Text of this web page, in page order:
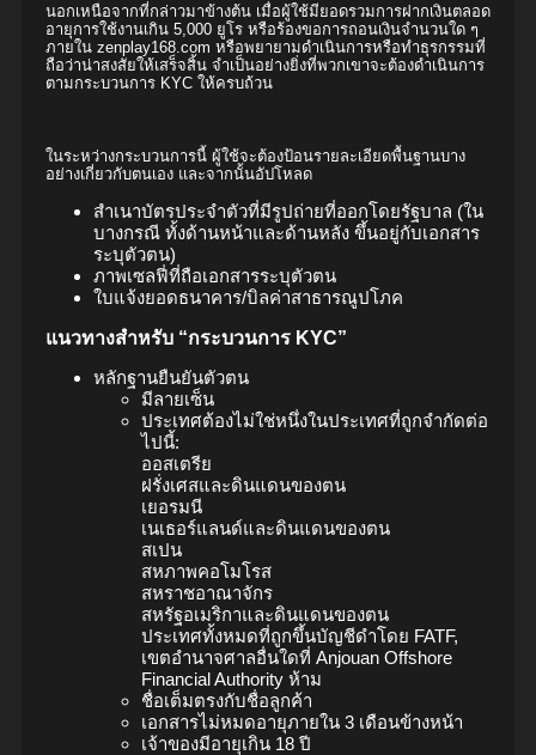
นอกเหนือจากที่กล่าวมาข้างต้น เมื่อผู้ใช้มียอดรวมการฝากเงินตลอด
อายุการใช้งานเกิน 5,000 ยูโร หรือร้องขอการถอนเงินจำนวนใด ๆ
ภายใน zenplay168.com หรือพยายามดำเนินการหรือทำธุรกรรมที่
ถือว่าน่าสงสัยให้เสร็จสิ้น จำเป็นอย่างยิ่งที่พวกเขาจะต้องดำเนินการ
ตามกระบวนการ KYC ให้ครบถ้วน
ในระหว่างกระบวนการนี้ ผู้ใช้จะต้องป้อนรายละเอียดพื้นฐานบาง
อย่างเกี่ยวกับตนเอง และจากนั้นอัปโหลด
สำเนาบัตรประจำตัวที่มีรูปถ่ายที่ออกโดยรัฐบาล (ใน
บางกรณี ทั้งด้านหน้าและด้านหลัง ขึ้นอยู่กับเอกสาร
ระบุตัวตน)
ภาพเซลฟี่ที่ถือเอกสารระบุตัวตน
ใบแจ้งยอดธนาคาร/บิลค่าสาธารณูปโภค
แนวทางสำหรับ “กระบวนการ KYC”
หลักฐานยืนยันตัวตน
มีลายเซ็น
ประเทศต้องไม่ใช่หนึ่งในประเทศที่ถูกจำกัดต่อ
ไปนี้:
ออสเตรีย
ฝรั่งเศสและดินแดนของตน
เยอรมนี
เนเธอร์แลนด์และดินแดนของตน
สเปน
สหภาพคอโมโรส
สหราชอาณาจักร
สหรัฐอเมริกาและดินแดนของตน
ประเทศทั้งหมดที่ถูกขึ้นบัญชีดำโดย FATF,
เขตอำนาจศาลอื่นใดที่ Anjouan Offshore
Financial Authority ห้าม
ชื่อเต็มตรงกับชื่อลูกค้า
เอกสารไม่หมดอายุภายใน 3 เดือนข้างหน้า
เจ้าของมีอายุเกิน 18 ปี